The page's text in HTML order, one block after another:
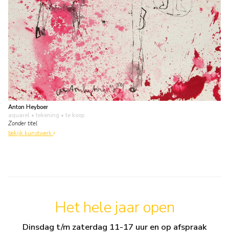
Anton Heyboer
aquarel • tekening • te koop
Zonder titel
bekijk kunstwerk
Het hele jaar open
Dinsdag t/m zaterdag 11-17 uur en op afspraak